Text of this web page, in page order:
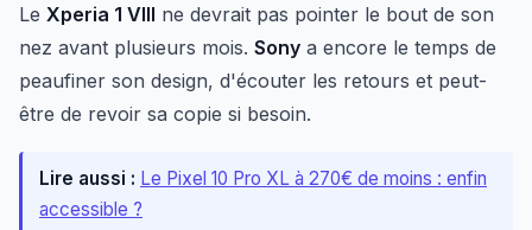
Le Xperia 1 VIII ne devrait pas pointer le bout de son
nez avant plusieurs mois. Sony a encore le temps de
peaufiner son design, d'écouter les retours et peut-
être de revoir sa copie si besoin.
Lire aussi : Le Pixel 10 Pro XL à 270€ de moins : enfin
accessible ?